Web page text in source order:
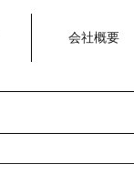
会社概要